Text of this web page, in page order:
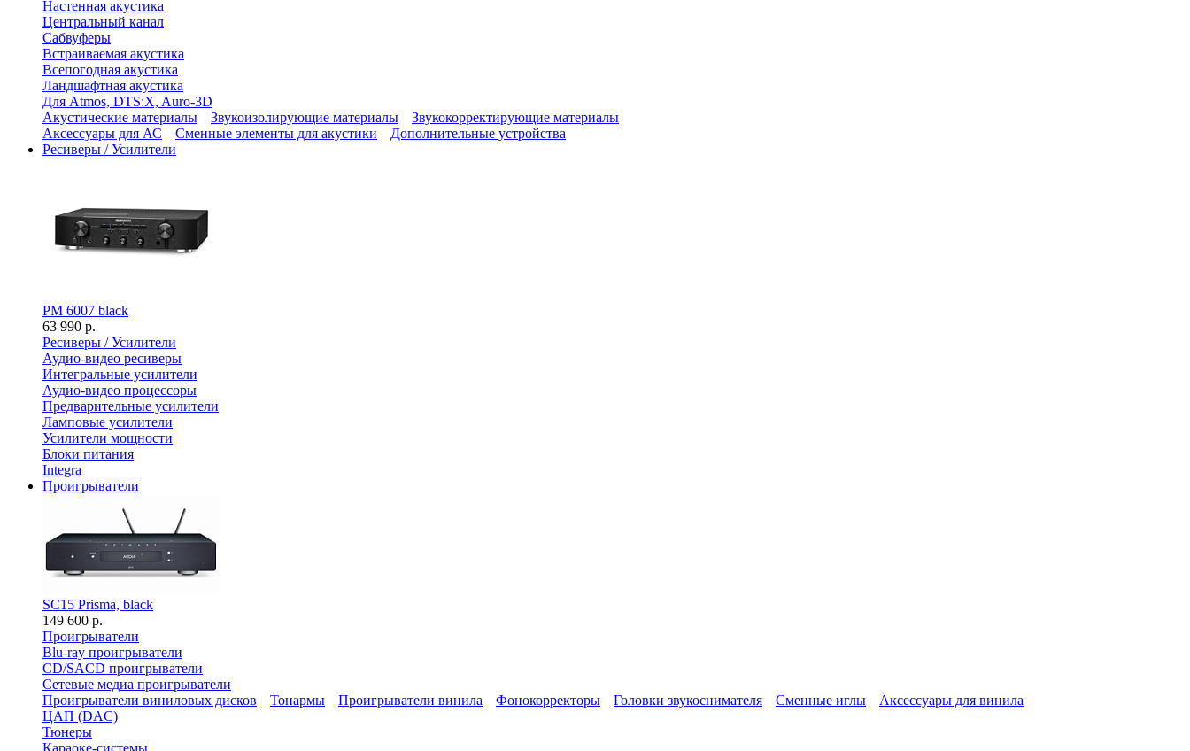
Настенная акустика
Центральный канал
Сабвуферы
Встраиваемая акустика
Всепогодная акустика
Ландшафтная акустика
Для Atmos, DTS:X, Auro-3D
Акустические материалы
Звукоизолирующие материалы
Звукокорректирующие материалы
Аксессуары для АС
Сменные элементы для акустики
Дополнительные устройства
Ресиверы / Усилители
PM 6007 black
63 990 р.
Ресиверы / Усилители
Аудио-видео ресиверы
Интегральные усилители
Аудио-видео процессоры
Предварительные усилители
Ламповые усилители
Усилители мощности
Блоки питания
Integra
Проигрыватели
SC15 Prisma, black
149 600 р.
Проигрыватели
Blu-ray проигрыватели
CD/SACD проигрыватели
Сетевые медиа проигрыватели
Проигрыватели виниловых дисков
Тонармы Проигрыватели винила Фонокорректоры Головки звукоснимателя Сменные иглы
Аксессуары для винила
ЦАП (DAC)
Тюнеры
Караоке-системы